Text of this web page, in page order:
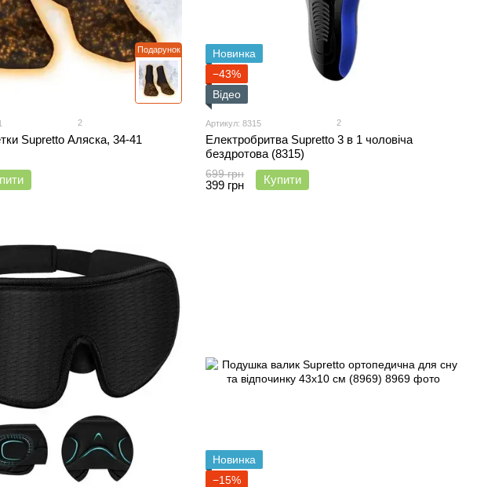
Подарунок
2
Supretto Аляска, 34-41
Новинка
−43%
Відео
Артикул: 8315 2
Електробритва Supretto 3 в 1 чоловіча
бездротова (8315)
699 грн
399 грн Купити
Новинка
−15%